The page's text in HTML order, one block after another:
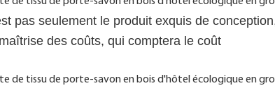
pas seulement le produit exquis de
des coûts, qui comptera le coût